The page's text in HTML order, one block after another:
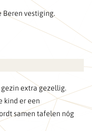
Beren vestiging.
extra gezellig.
kind er een
samen tafelen nóg